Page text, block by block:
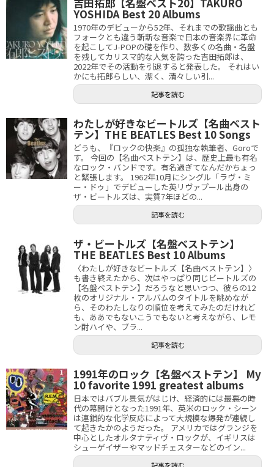
YOSHIDA Best 20 Albums
1970年のデビューから52年、それまでの歌謡曲とも
フォークとも違う斬新な音楽で日本の音楽界に革命
を起こしてJ-POPの礎を作り、数多くの名曲・名盤
を残してカリスマ的な人気を誇った吉田拓郎は、
2022年でその活動を引退すると発表した。 それはい
かにも拓郎らしい、潔く、清々しい引...
記事を読む
わたしが好きなビートルズ【名曲ベスト
テン】THE BEATLES Best 10 Songs
どうも、『ロックの快楽』の孤独な執筆者、Goroで
す。 今回の【名曲ベストテン】は、歴史上最も有名
なロック・バンドです。有名過ぎてなんだかちょっ
と緊張します。 1962年10月にシングル「ラヴ・ミ
ー・ドゥ」でデビューした英リヴァプール出身の
ザ・ビートルズは、実質7年ほどの...
記事を読む
ザ・ビートルズ【名盤ベストテン】
THE BEATLES Best 10 Albums
〈わたしが好きなビートルズ【名曲ベストテン】〉
も書き終えたから、次はやっぱり同じビートルズの
【名盤ベストテン】だろうなと思いつつ、彼らの12
枚のオリジナル・アルバムのタイトルを眺めなが
ら、そのわたしなりの順位を考えてみたのだけれど
も、ああでもないこうでもないと考えながら、レモ
ン酎ハイや、ブラ...
記事を読む
1991年のロック【名盤ベストテン】 My
10 favorite 1991 greatest albums
日本ではバブル景気がはじけ、経済的には最悪の時
代の幕開けとなった1991年、英米のロック・シーン
は連鎖的な化学反応によって大規模な爆発が連続し
て起きたかのようだった。 アメリカではグランジを
中心としたオルタナティヴ・ロックが、イギリスは
シューゲイザーやマッドチェスターなどのイン...